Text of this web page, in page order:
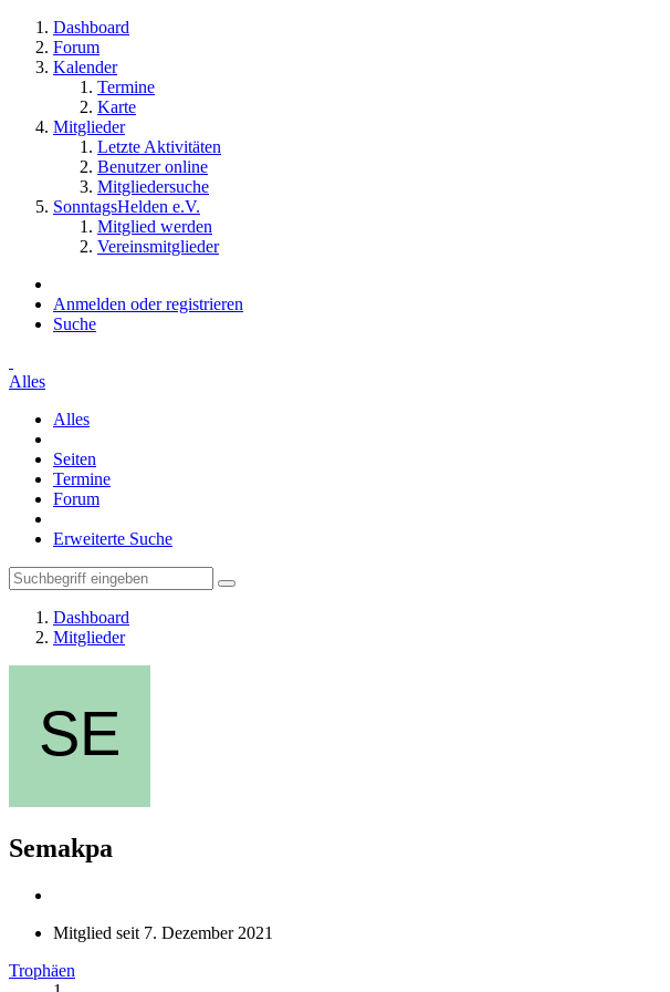
Dashboard
Forum
Kalender
Termine
Karte
Mitglieder
Letzte Aktivitäten
Benutzer online
Mitgliedersuche
SonntagsHelden e.V.
Mitglied werden
Vereinsmitglieder
Anmelden oder registrieren
Suche
Alles
Alles
Seiten
Termine
Forum
Erweiterte Suche
Dashboard
Mitglieder
Semakpa
Mitglied seit 7. Dezember 2021
Trophäen